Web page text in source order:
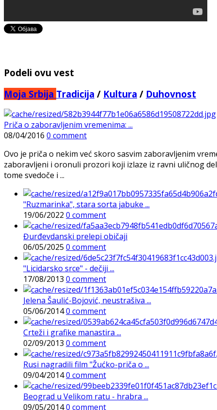
Podeli ovu vest
Moja Srbija Tradicija / Kultura / Duhovnost
Priča o zaboravljenim vremenima: ...
08/04/2016 0 comment
Ovo je priča o nekim već skoro sasvim zaboravljenim
zaboravljeni i oronuli prozori koji izlaze iz ravni uličnog
tome svedoče i ...
"Ruzmarinka", stara sorta jabuke ...
19/06/2022 0 comment
Đurđevdanski prelepi običaji
06/05/2025 0 comment
"Licidarsko srce" - dečiji ...
17/08/2013 0 comment
Jelena Šaulić-Bojović, neustrašiva ...
05/06/20140 comment
Crteži i grafike manastira ...
02/09/2013 0 comment
Rusi nagradili film "Žućko-priča o ...
09/04/20140 comment
Beograd u Velikom ratu - hrabra ...
09/05/20140 comment